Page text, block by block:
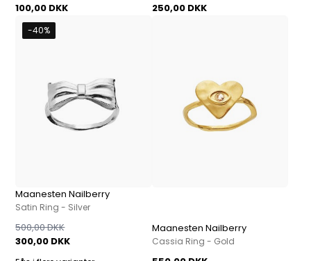
100,00 DKK 250,00 DKK
-40%
Maanesten Nailberry
Satin Ring - Silver
300,00 DKK
500,00 DKK Maanesten Nailberry
Cassia Ring - Gold